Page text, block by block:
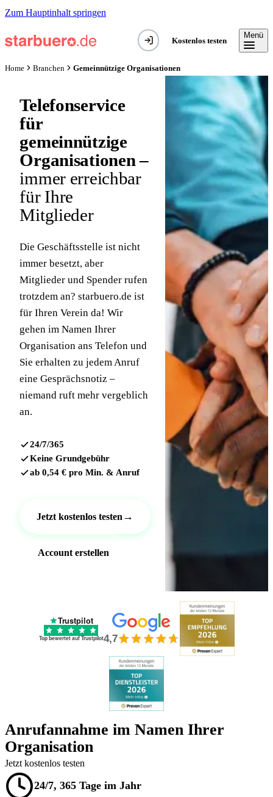
Zum Hauptinhalt springen
Kostenlos testen
Menü
Home Branchen Gemeinnützige Organisationen
Telefonservice
für
gemeinnützige
Organisationen –
immer erreichbar
für Ihre
Mitglieder
Die Geschäftsstelle ist nicht
immer besetzt, aber
Mitglieder und Spender rufen
trotzdem an? starbuero.de ist
für Ihren Verein da! Wir
gehen im Namen Ihrer
Organisation ans Telefon und
Sie erhalten zu jedem Anruf
eine Gesprächsnotiz –
niemand ruft mehr vergeblich
an.
24/7/365
Keine Grundgebühr
ab 0,54 € pro Min. & Anruf
Jetzt kostenlos testen →
Account erstellen
Trustpilot
Top bewertet auf Trustpilot4,7
Anrufannahme im Namen Ihrer
Organisation
Jetzt kostenlos testen
24/7, 365 Tage im Jahr